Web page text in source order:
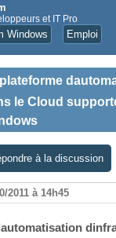
et IT Pro
Windows Emploi
le Cloud
à la discussion
2011 à 14h45